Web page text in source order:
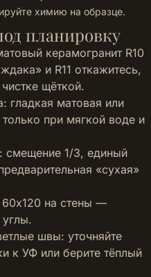
химию на образце.
планировку
керамогранит R10
и R11 откажитесь,
щёткой.
гладкая матовая или
при мягкой воде и
смещение 1/3, единый
«сухая»
60x120 на стены —
швы: уточняйте
к УФ или берите тёплый